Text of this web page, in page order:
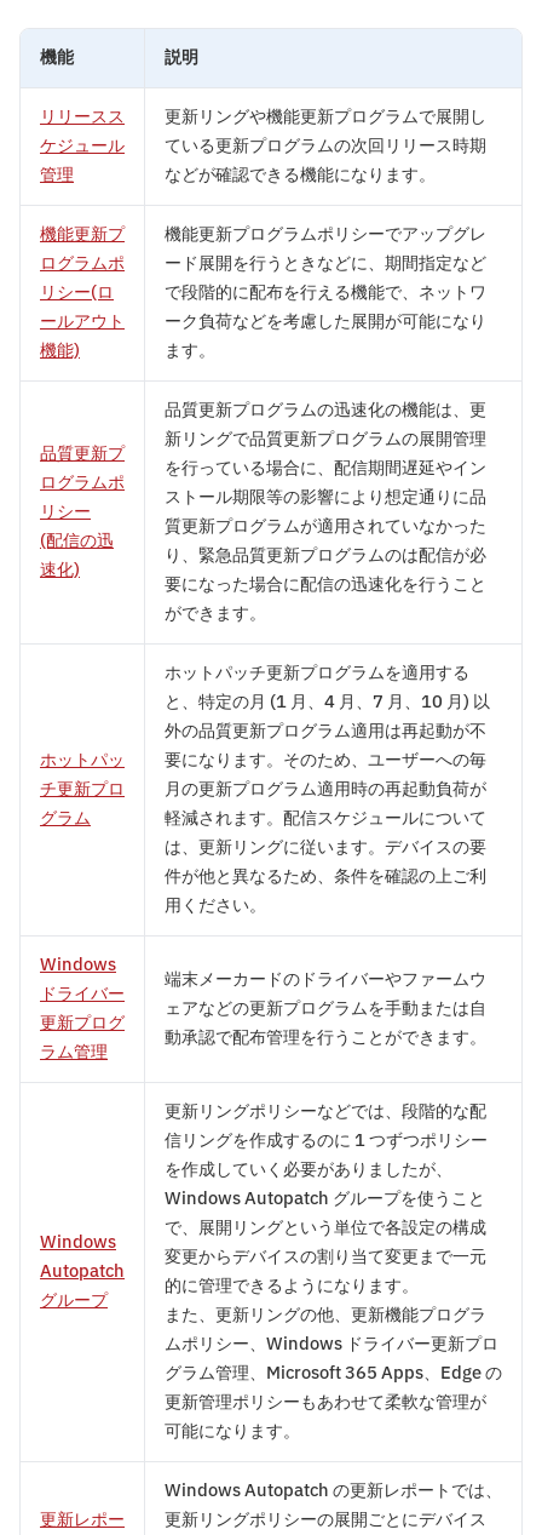
機能 説明
リリースス
ケジュール
管理
更新リングや機能更新プログラムで展開し
ている更新プログラムの次回リリース時期
などが確認できる機能になります。
機能更新プ
ログラムポ
リシー(ロ
ールアウト
機能)
機能更新プログラムポリシーでアップグレ
ード展開を行うときなどに、期間指定など
で段階的に配布を行える機能で、ネットワ
ーク負荷などを考慮した展開が可能になり
ます。
品質更新プ
ログラムポ
リシー
(配信の迅
速化)
品質更新プログラムの迅速化の機能は、更
新リングで品質更新プログラムの展開管理
を行っている場合に、配信期間遅延やイン
ストール期限等の影響により想定通りに品
質更新プログラムが適用されていなかった
り、緊急品質更新プログラムのは配信が必
要になった場合に配信の迅速化を行うこと
ができます。
ホットパッ
チ更新プロ
グラム
ホットパッチ更新プログラムを適用する
と、特定の月 (1 月、4 月、7 月、10 月) 以
外の品質更新プログラム適用は再起動が不
要になります。そのため、ユーザーへの毎
月の更新プログラム適用時の再起動負荷が
軽減されます。配信スケジュールについて
は、更新リングに従います。デバイスの要
件が他と異なるため、条件を確認の上ご利
用ください。
Windows
ドライバー
更新プログ
ラム管理
端末メーカードのドライバーやファームウ
ェアなどの更新プログラムを手動または自
動承認で配布管理を行うことができます。
Windows
Autopatch
グループ
更新リングポリシーなどでは、段階的な配
信リングを作成するのに 1 つずつポリシー
を作成していく必要がありましたが、
Windows Autopatch グループを使うこと
で、展開リングという単位で各設定の構成
変更からデバイスの割り当て変更まで一元
的に管理できるようになります。
また、更新リングの他、更新機能プログラ
ムポリシー、Windows ドライバー更新プロ
グラム管理、Microsoft 365 Apps、Edge の
更新管理ポリシーもあわせて柔軟な管理が
可能になります。
更新レポー
Windows Autopatch の更新レポートでは、
更新リングポリシーの展開ごとにデバイス